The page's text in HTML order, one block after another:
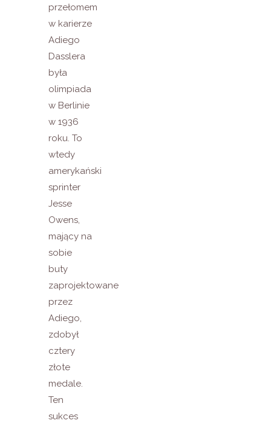
przełomem
w karierze
Adiego
Dasslera
była
olimpiada
w Berlinie
w 1936
roku. To
wtedy
amerykański
sprinter
Jesse
Owens,
mający na
sobie
buty
zaprojektowane
przez
Adiego,
zdobył
cztery
złote
medale.
Ten
sukces